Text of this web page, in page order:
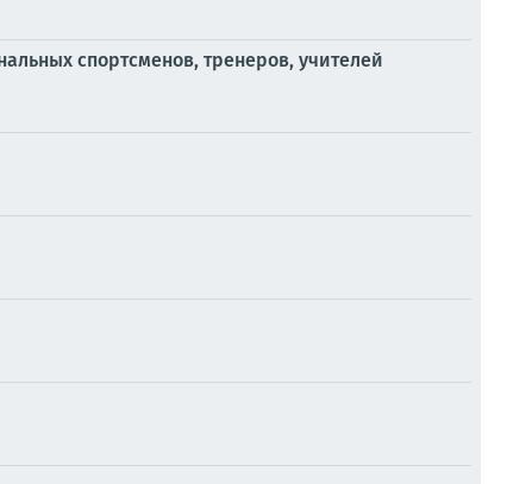
спортсменов, тренеров, учителей